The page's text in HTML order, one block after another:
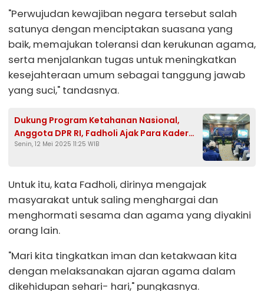
"Perwujudan kewajiban negara tersebut salah
satunya dengan menciptakan suasana yang
baik, memajukan toleransi dan kerukunan agama,
serta menjalankan tugas untuk meningkatkan
kesejahteraan umum sebagai tanggung jawab
yang suci," tandasnya.
Dukung Program Ketahanan Nasional,
Anggota DPR RI, Fadholi Ajak Para Kader
Partai Kawal Demokrasi
Senin, 12 Mei 2025 11:25 WIB
Untuk itu, kata Fadholi, dirinya mengajak
masyarakat untuk saling menghargai dan
menghormati sesama dan agama yang diyakini
orang lain.
"Mari kita tingkatkan iman dan ketakwaan kita
dengan melaksanakan ajaran agama dalam
dikehidupan sehari- hari," pungkasnya.